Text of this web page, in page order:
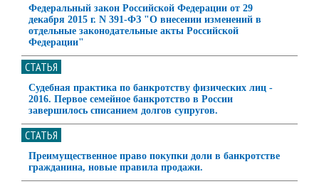
Федеральный закон Российской Федерации от 29
декабря 2015 г. N 391-ФЗ "О внесении изменений в
отдельные законодательные акты Российской
Федерации"
СТАТЬЯ
Судебная практика по банкротству физических лиц -
2016. Первое семейное банкротство в России
завершилось списанием долгов супругов.
СТАТЬЯ
Преимущественное право покупки доли в банкротстве
гражданина, новые правила продажи.